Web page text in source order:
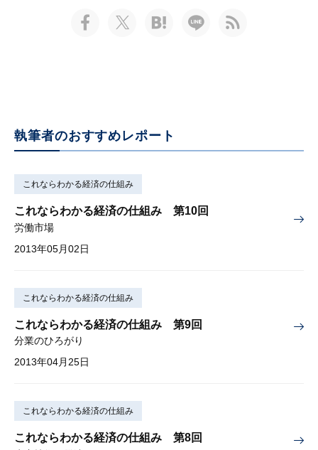
執筆者のおすすめレポート
これならわかる経済の仕組み
これならわかる経済の仕組み 第10回
労働市場
2013年05月02日
これならわかる経済の仕組み
これならわかる経済の仕組み 第9回
分業のひろがり
2013年04月25日
これならわかる経済の仕組み
これならわかる経済の仕組み 第8回